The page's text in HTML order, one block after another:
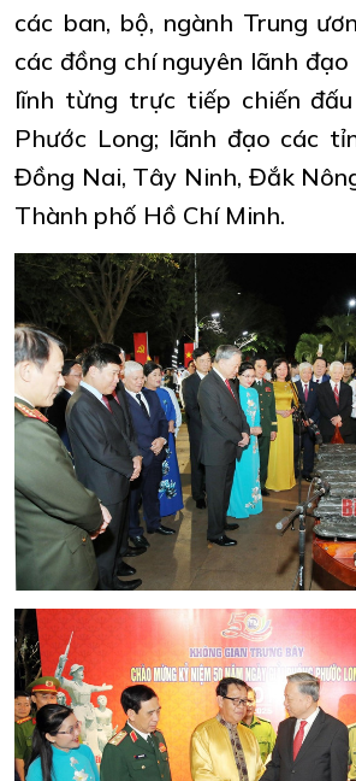
các ban, bộ, ngành Trung
các đồng chí nguyên lãnh
lĩnh từng trực tiếp chiến
Phước Long; lãnh đạo các
Đồng Nai, Tây Ninh, Đắk
Thành phố Hồ Chí Minh.